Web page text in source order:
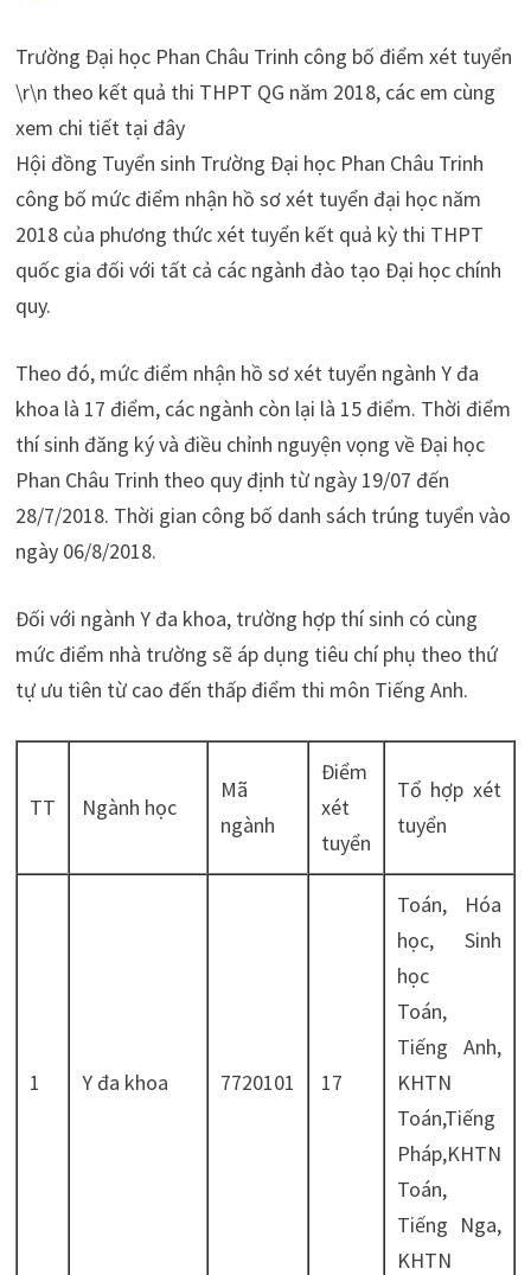
Trường Đại học Phan Châu Trinh công bố điểm xét tuyển
\r\n theo kết quả thi THPT QG năm 2018, các em cùng
xem chi tiết tại đây
Hội đồng Tuyển sinh Trường Đại học Phan Châu Trinh
công bố mức điểm nhận hồ sơ xét tuyển đại học năm
2018 của phương thức xét tuyển kết quả kỳ thi THPT
quốc gia đối với tất cả các ngành đào tạo Đại học chính
quy.
Theo đó, mức điểm nhận hồ sơ xét tuyển ngành Y đa
khoa là 17 điểm, các ngành còn lại là 15 điểm. Thời điểm
thí sinh đăng ký và điều chỉnh nguyện vọng về Đại học
Phan Châu Trinh theo quy định từ ngày 19/07 đến
28/7/2018. Thời gian công bố danh sách trúng tuyển vào
ngày 06/8/2018.
Đối với ngành Y đa khoa, trường hợp thí sinh có cùng
mức điểm nhà trường sẽ áp dụng tiêu chí phụ theo thứ
tự ưu tiên từ cao đến thấp điểm thi môn Tiếng Anh.
TT Ngành học
Mã
ngành
Điểm
xét
tuyển
Tổ hợp xét
tuyển
1 Y đa khoa 7720101 17
Toán, Hóa
học, Sinh
học
Toán,
Tiếng Anh,
KHTN
Toán,Tiếng
Pháp,KHTN
Toán,
Tiếng Nga,
KHTN